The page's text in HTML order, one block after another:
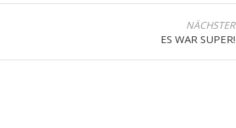
NÄCHSTER
ES WAR SUPER!